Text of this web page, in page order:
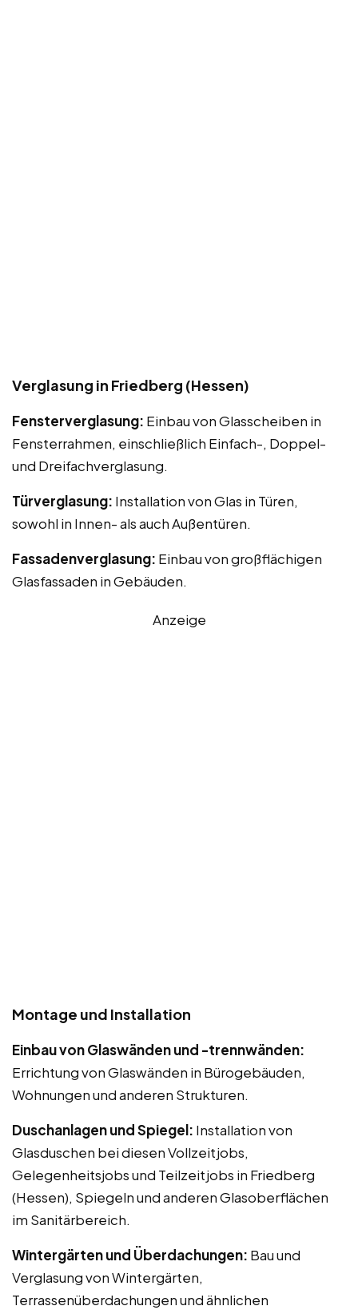
Verglasung in Friedberg (Hessen)
Fensterverglasung: Einbau von Glasscheiben in
Fensterrahmen, einschließlich Einfach-, Doppel-
und Dreifachverglasung.
Türverglasung: Installation von Glas in Türen,
sowohl in Innen- als auch Außentüren.
Fassadenverglasung: Einbau von großflächigen
Glasfassaden in Gebäuden.
Anzeige
Montage und Installation
Einbau von Glaswänden und -trennwänden:
Errichtung von Glaswänden in Bürogebäuden,
Wohnungen und anderen Strukturen.
Duschanlagen und Spiegel: Installation von
Glasduschen bei diesen Vollzeitjobs,
Gelegenheitsjobs und Teilzeitjobs in Friedberg
(Hessen), Spiegeln und anderen Glasoberflächen
im Sanitärbereich.
Wintergärten und Überdachungen: Bau und
Verglasung von Wintergärten,
Terrassenüberdachungen und ähnlichen